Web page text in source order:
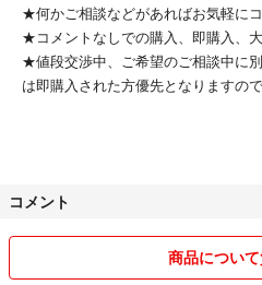
★何かご相談などがあればお気軽にコ
★コメントなしでの購入、即購入、大
★値段交渉中、ご希望のご相談中に
は即購入された方優先となりますの
【保管状態】
コメント
商品につい